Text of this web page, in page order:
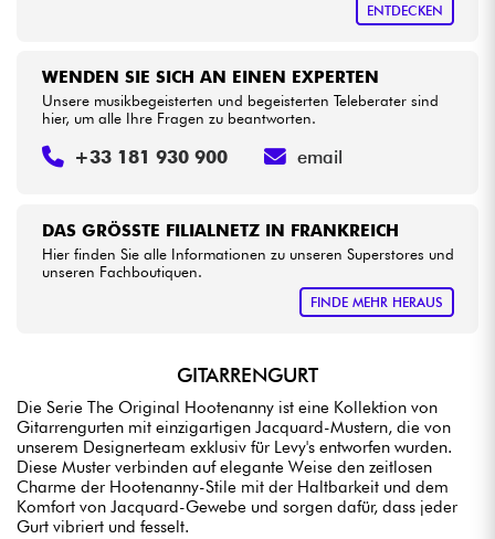
Sehen Sie sich unsere Marken an
ENTDECKEN
DAS GRÖSSTE FILIALNETZ IN FRANKREICH
Hier finden Sie alle Informationen zu unseren Superstores und
unseren Fachboutiquen.
FINDE MEHR HERAUS
WENDEN SIE SICH AN EINEN EXPERTEN
Unsere musikbegeisterten und begeisterten Teleberater sind
hier, um alle Ihre Fragen zu beantworten.
+33 181 930 900 email
GITARRENGURT
Die Serie The Original Hootenanny ist eine Kollektion von
Gitarrengurten mit einzigartigen Jacquard-Mustern, die von
unserem Designerteam exklusiv für Levy's entworfen wurden.
Diese Muster verbinden auf elegante Weise den zeitlosen
Charme der Hootenanny-Stile mit der Haltbarkeit und dem
Komfort von Jacquard-Gewebe und sorgen dafür, dass jeder
Gurt vibriert und fesselt.